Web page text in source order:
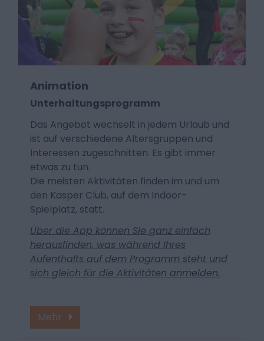
Animation
Unterhaltungsprogramm
Das Angebot wechselt in jedem Urlaub und
ist auf verschiedene Altersgruppen und
Interessen zugeschnitten. Es gibt immer
etwas zu tun.
Die meisten Aktivitäten finden im und um
den Kasper Club, auf dem Indoor-
Spielplatz, statt.
Über die App können Sie ganz einfach
herausfinden, was während Ihres
Aufenthalts auf dem Programm steht und
sich gleich für die Aktivitäten anmelden.
Mehr